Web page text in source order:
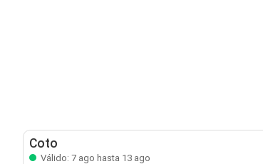
Coto
Válido: 7 ago hasta 13 ago